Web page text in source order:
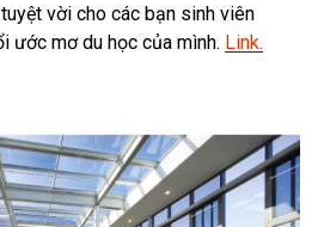
vời cho các bạn sinh viên
ước mơ du học của mình. Link.